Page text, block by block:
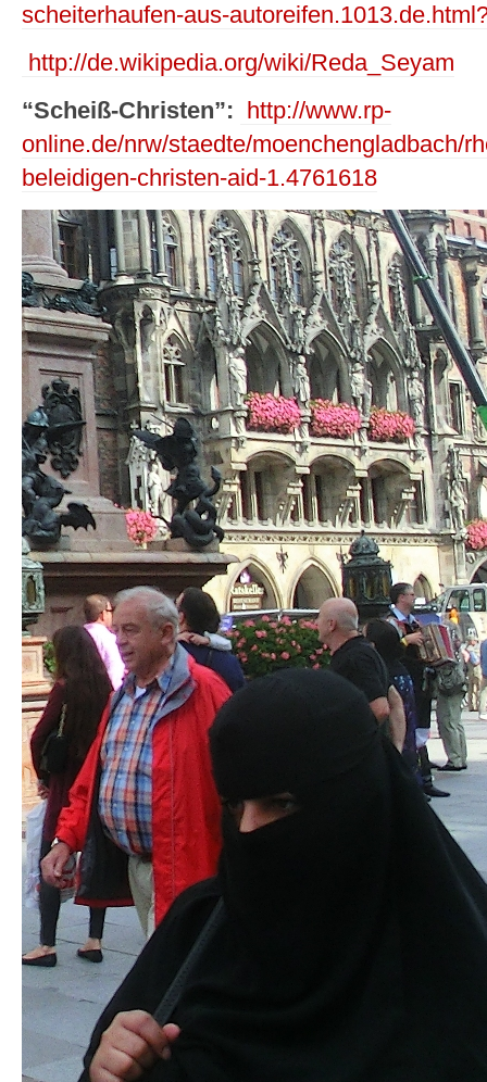
scheiterhaufen-aus-
http://de.wikipedia.org/wiki/Reda_Seyam
“Scheiß-Christen”:
http://www.rp-
online.de/nrw/staedte/moenchengladbach/
beleidigen-christen-aid-1.4761618